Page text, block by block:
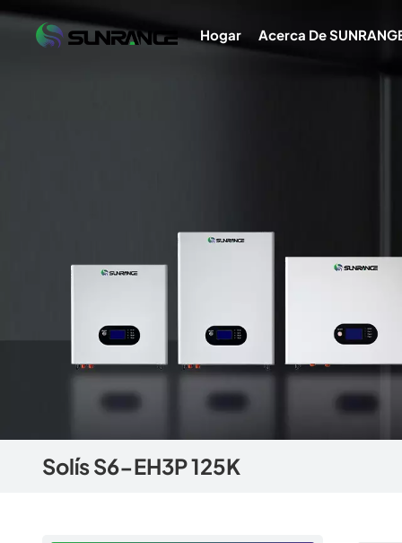
Hogar Acerca De
Solís S6-EH3P 125K